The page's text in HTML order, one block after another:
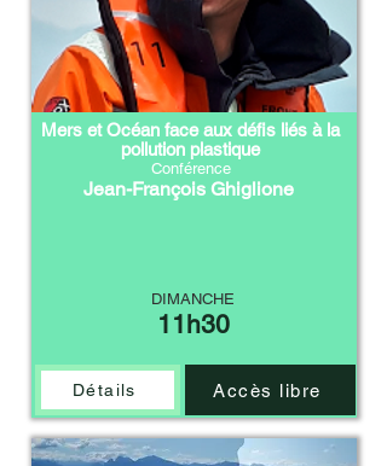
Mers et Océan face aux défis liés à la
pollution plastique
Conférence
Jean-François Ghiglione
DIMANCHE
11h30
Détails Accès libre